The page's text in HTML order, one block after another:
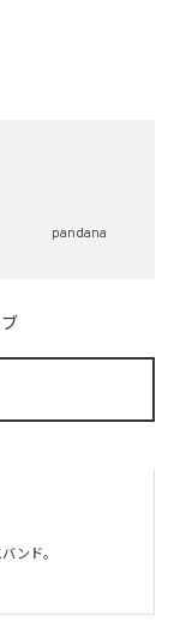
pandana
ンド。